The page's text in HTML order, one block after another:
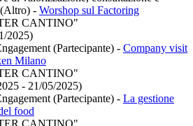
- Worshop sul Factoring
CANTINO"
2025)
(Partecipante) - Company visit
Milano
CANTINO"
- 21/05/2025)
(Partecipante) - La gestione
food